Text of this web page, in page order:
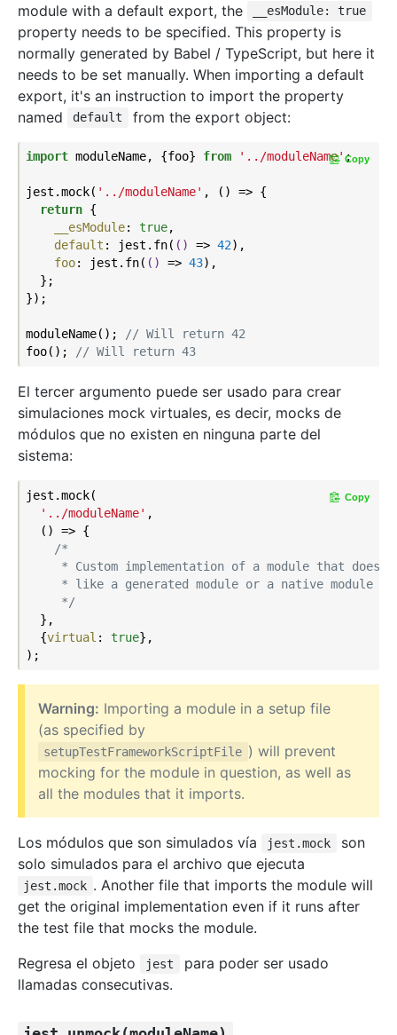
module with a default export, the
__esModule: true
property needs to be specified. This property is
normally generated by Babel / TypeScript, but here it
needs to be set manually. When importing a default
export, it's an instruction to import the property
named
default from the export object:
import moduleName, {foo} from '../moduleName';
jest.mock( '../moduleName' , () => {
return {
__esModule: true,
default : jest.fn( () => 42),
foo: jest.fn( () => 43),
  };
});
moduleName(); // Will return 42
foo(); // Will return 43
Copy
El tercer argumento puede ser usado para crear
simulaciones mock virtuales, es decir, mocks de
módulos que no existen en ninguna parte del
sistema:
jest.mock(
'../moduleName' ,
  () => {
/*
* Custom implementation of a module that
* like a generated module or a native module
     */
  },
  {
virtual : true},
Copy
Warning: Importing a module in a setup file
(as specified by
setupTestFrameworkScriptFile ) will prevent
mocking for the module in question, as well as
all the modules that it imports.
Los módulos que son simulados vía jest.mock
son
solo simulados para el archivo que ejecuta
jest.mock . Another file that imports the module will
get the original implementation even if it runs after
the test file that mocks the module.
Regresa el objeto
jest
para poder ser usado
llamadas consecutivas.